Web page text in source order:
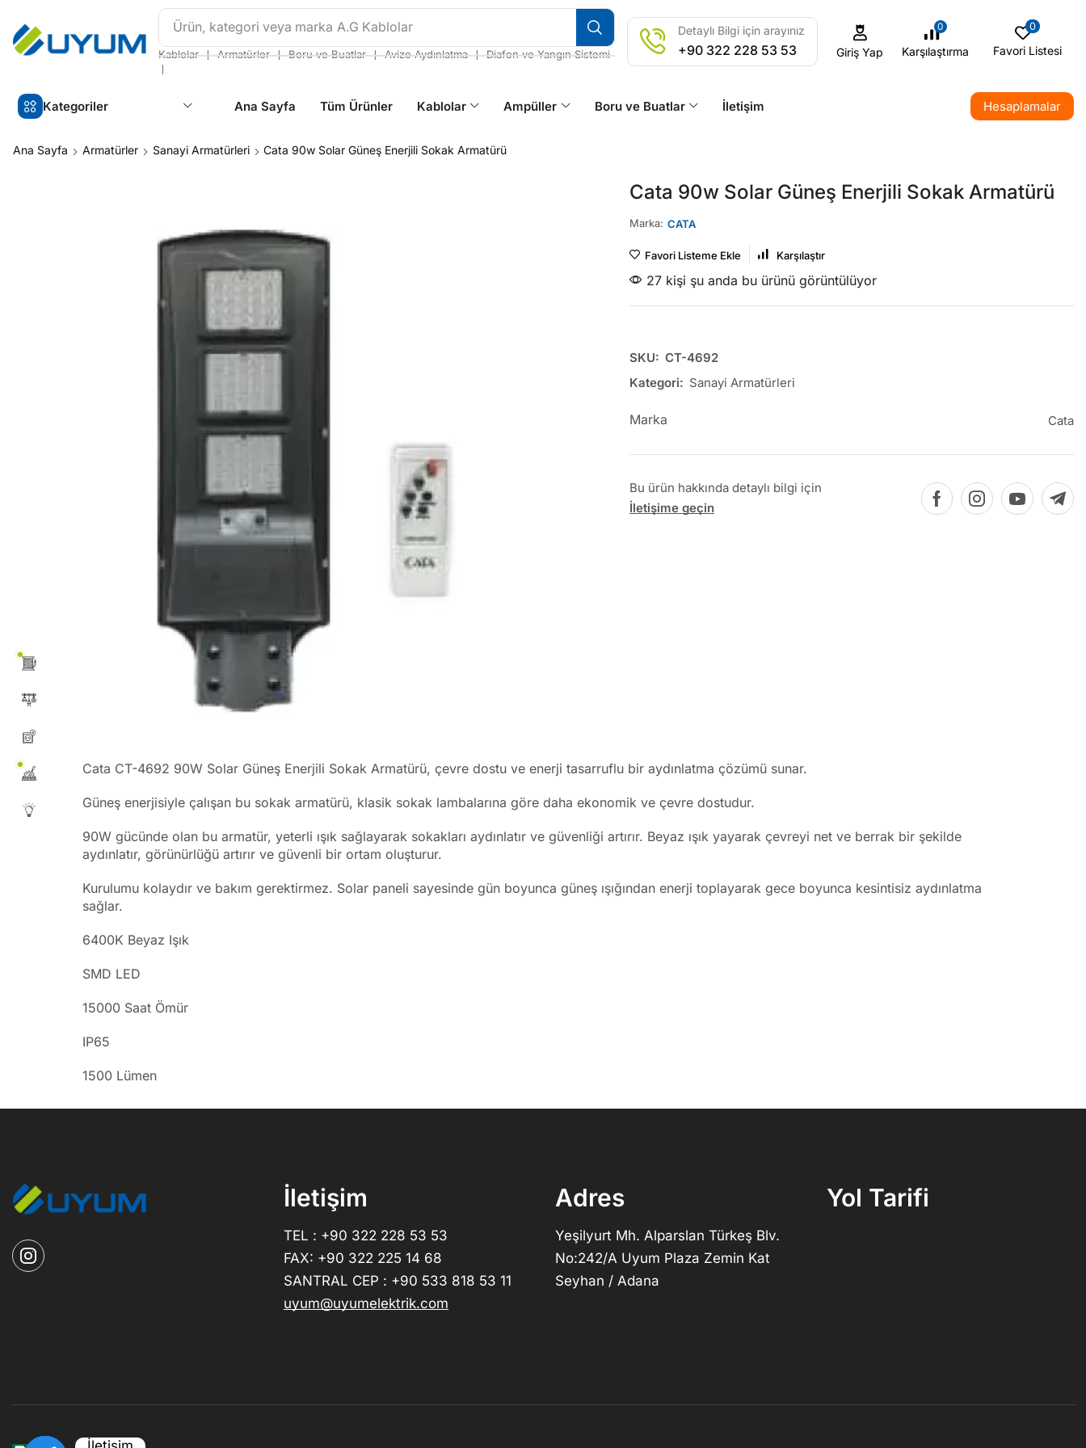
Ürün, kategori veya marka A.G Kablolar
Kablolar ❘ Armatürler ❘ Boru ve Buatlar ❘ Avize Aydınlatma ❘ Diafon ve Yangın Sistemi
❘
Detaylı Bilgi için arayınız
+90 322 228 53 53 Giriş Yap
0
Karşılaştırma
0
Favori Listesi
Kategoriler Ana Sayfa Tüm Ürünler Kablolar Ampüller Boru ve Buatlar İletişim Hesaplamalar
Ana Sayfa Armatürler Sanayi Armatürleri Cata 90w Solar Güneş Enerjili Sokak Armatürü
Cata 90w Solar Güneş Enerjili Sokak Armatürü
Marka: CATA
Favori Listeme Ekle Karşılaştır
27 kişi şu anda bu ürünü görüntülüyor
SKU: CT-4692
Kategori: Sanayi Armatürleri
Marka Cata
Bu ürün hakkında detaylı bilgi için
İletişime geçin
Cata CT-4692 90W Solar Güneş Enerjili Sokak Armatürü, çevre dostu ve enerji tasarruflu bir aydınlatma çözümü sunar.
Güneş enerjisiyle çalışan bu sokak armatürü, klasik sokak lambalarına göre daha ekonomik ve çevre dostudur.
90W gücünde olan bu armatür, yeterli ışık sağlayarak sokakları aydınlatır ve güvenliği artırır. Beyaz ışık yayarak çevreyi net ve berrak bir şekilde
aydınlatır, görünürlüğü artırır ve güvenli bir ortam oluşturur.
Kurulumu kolaydır ve bakım gerektirmez. Solar paneli sayesinde gün boyunca güneş ışığından enerji toplayarak gece boyunca kesintisiz aydınlatma
sağlar.
6400K Beyaz Işık
SMD LED
15000 Saat Ömür
IP65
1500 Lümen
İletişim
TEL : +90 322 228 53 53
FAX: +90 322 225 14 68
SANTRAL CEP : +90 533 818 53 11
uyum@uyumelektrik.com
Adres
Yeşilyurt Mh. Alparslan Türkeş Blv.
No:242/A Uyum Plaza Zemin Kat
Seyhan / Adana
Yol Tarifi